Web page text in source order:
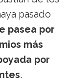
pasado
pasea por
más
por
.